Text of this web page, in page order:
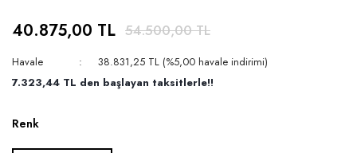
40.875,00 TL 54.500,00 TL
Havale
38.831,25 TL (%5,00 havale indirimi)
7.323,44 TL den başlayan taksitlerle!!
Renk